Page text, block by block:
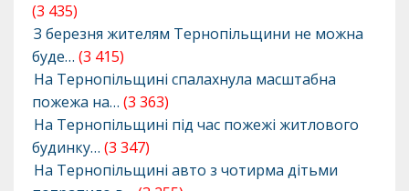
(3 435)
З березня жителям Тернопільщини не можна
буде… (3 415)
На Тернопільщині спалахнула масштабна
пожежа на… (3 363)
На Тернопільщині під час пожежі житлового
будинку… (3 347)
На Тернопільщині авто з чотирма дітьми